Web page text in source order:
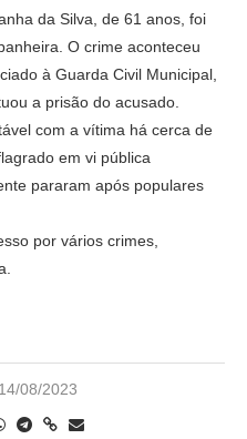
da Silva, de 61 anos, foi
O crime aconteceu
à Guarda Civil Municipal,
a prisão do acusado.
com a vítima há cerca de
em vi pública
pararam após populares
por vários crimes,
14/08/2023